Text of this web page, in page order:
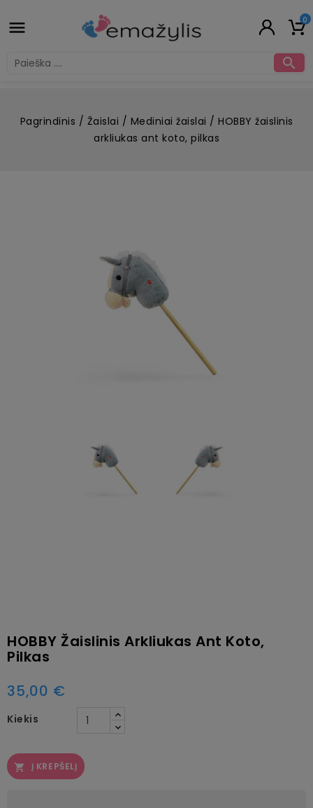
 0

Pagrindinis Žaislai Mediniai žaislai
HOBBY žaislinis
arkliukas ant koto, pilkas
HOBBY Žaislinis Arkliukas Ant Koto,
Pilkas
35,00 €
Kiekis
 Į KREPŠELĮ